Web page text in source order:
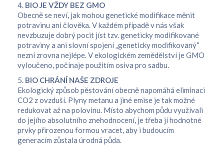
4. BIO JE VŽDY BEZ GMO
Obecně se neví, jak mohou genetické modifikace měnit
potravinu ani člověka. V každém případě v nás však
nevzbuzuje dobrý pocit jíst tzv. geneticky modifikované
potraviny a ani slovní spojení „geneticky modifikovaný“
nezní zrovna nejlépe. V ekologickém zemědělství je GMO
vyloučeno, počínaje použitím osiva pro sadbu.
5. BIO CHRÁNÍ NAŠE ZDROJE
Ekologický způsob pěstování obecně napomáhá eliminaci
CO2 z ovzduší. Plyny metanu a jiné emise je tak možné
redukovat až na polovinu. Místo abychom půdu využívali
do jejího absolutního znehodnocení, je třeba jí hodnotné
prvky přirozenou formou vracet, aby i budoucím
generacím zůstala úrodná půda.